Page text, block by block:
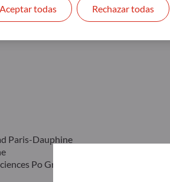
Paris-Dauphine
Po Grenoble (Economía y Finanzas)
Rechazar todas
Aceptar todas